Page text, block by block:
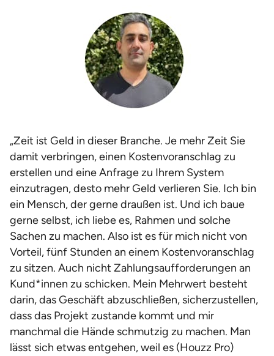
„Zeit ist Geld in dieser Branche. Je mehr Zeit Sie
damit verbringen, einen Kostenvoranschlag zu
erstellen und eine Anfrage zu Ihrem System
einzutragen, desto mehr Geld verlieren Sie. Ich bin
ein Mensch, der gerne draußen ist. Und ich baue
gerne selbst, ich liebe es, Rahmen und solche
Sachen zu machen. Also ist es für mich nicht von
Vorteil, fünf Stunden an einem Kostenvoranschlag
zu sitzen. Auch nicht Zahlungsaufforderungen an
Kund*innen zu schicken. Mein Mehrwert besteht
darin, das Geschäft abzuschließen, sicherzustellen,
dass das Projekt zustande kommt und mir
manchmal die Hände schmutzig zu machen. Man
lässt sich etwas entgehen, weil es (Houzz Pro)